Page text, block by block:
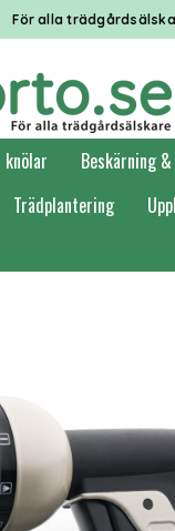
För alla
knölar Beskärning
Trädplantering